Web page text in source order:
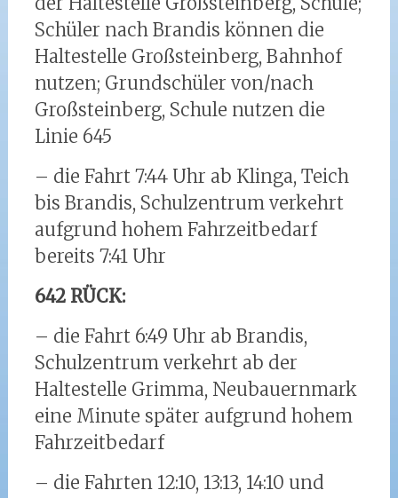
Schüler nach Brandis können die
Haltestelle Großsteinberg, Bahnhof
nutzen; Grundschüler von/nach
Großsteinberg, Schule nutzen die
Linie 645
– die Fahrt 7:44 Uhr ab Klinga, Teich
bis Brandis, Schulzentrum verkehrt
aufgrund hohem Fahrzeitbedarf
bereits 7:41 Uhr
642 RÜCK:
– die Fahrt 6:49 Uhr ab Brandis,
Schulzentrum verkehrt ab der
Haltestelle Grimma, Neubauernmark
eine Minute später aufgrund hohem
Fahrzeitbedarf
– die Fahrten 12:10, 13:13, 14:10 und